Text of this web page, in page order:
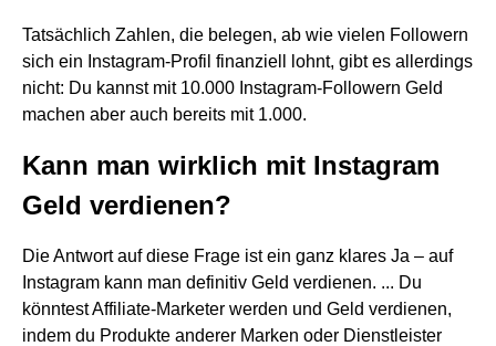
Tatsächlich Zahlen, die belegen, ab wie vielen Followern
sich ein Instagram-Profil finanziell lohnt, gibt es allerdings
nicht: Du kannst mit 10.000 Instagram-Followern Geld
machen aber auch bereits mit 1.000.
Kann man wirklich mit Instagram
Geld verdienen?
Die Antwort auf diese Frage ist ein ganz klares Ja – auf
Instagram kann man definitiv Geld verdienen. ... Du
könntest Affiliate-Marketer werden und Geld verdienen,
indem du Produkte anderer Marken oder Dienstleister